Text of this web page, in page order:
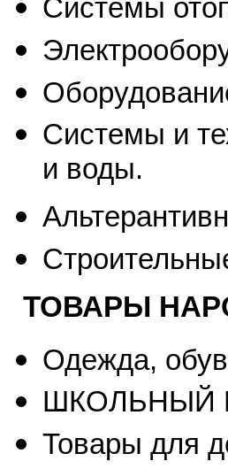
Системы
Системы и
и воды.
ТОВАРЫ
Одежда,
ШКОЛЬНЫЙ
Товары для